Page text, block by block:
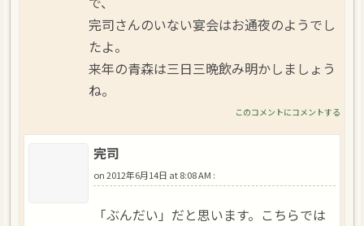
完司さんのいない宴会はお通夜のようでし
たよ。
来年の青森は三日三晩飲み明かしましょう
ね。
このコメントにコメントする
完司
on2012年6月14日 at 8:08 AM :
「ぶんだい」だと思います。こちらでは